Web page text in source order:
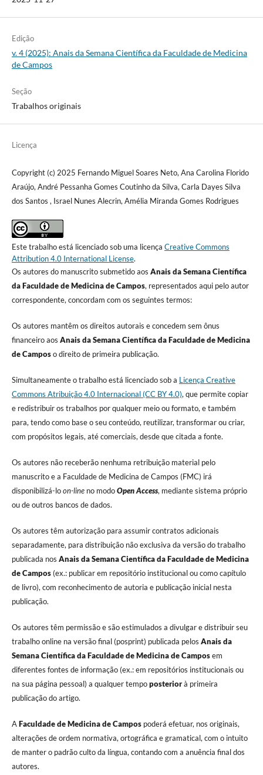
Edição
v. 4 (2025): Anais da Semana Científica da Faculdade de Medicina
de Campos
Seção
Trabalhos originais
Licença
Copyright (c) 2025 Fernando Miguel Soares Neto, Ana Carolina Florido
Araújo, André Pessanha Gomes Coutinho da Silva, Carla Dayes Silva
dos Santos , Israel Nunes Alecrin, Amélia Miranda Gomes Rodrigues
Este trabalho está licenciado sob uma licença Creative Commons
Attribution 4.0 International License.
Os autores do manuscrito submetido aos Anais da Semana Científica
da Faculdade de Medicina de Campos, representados aqui pelo autor
correspondente, concordam com os seguintes termos:
Os autores mantêm os direitos autorais e concedem sem ônus
financeiro aos Anais da Semana Científica da Faculdade de Medicina
de Camposo direito de primeira publicação.
Simultaneamente o trabalho está licenciado sob a Licença Creative
Commons Atribuição 4.0 Internacional (CC BY 4.0), que permite copiar
e redistribuir os trabalhos por qualquer meio ou formato, e também
para, tendo como base o seu conteúdo, reutilizar, transformar ou criar,
com propósitos legais, até comerciais, desde que citada a fonte.
Os autores não receberão nenhuma retribuição material pelo
manuscrito e a Faculdade de Medicina de Campos (FMC) irá
disponibilizá-loon-lineno modoOpen Access, mediante sistema próprio
ou de outros bancos de dados.
Os autores têm autorização para assumir contratos adicionais
separadamente, para distribuição não exclusiva da versão do trabalho
publicada nos Anais da Semana Científica da Faculdade de Medicina
de Campos(ex.: publicar em repositório institucional ou como capítulo
de livro), com reconhecimento de autoria e publicação inicial nesta
publicação.
Os autores têm permissão e são estimulados a divulgar e distribuir seu
trabalho online na versão final (posprint) publicada pelos Anais da
Semana Científica da Faculdade de Medicina de Camposem
diferentes fontes de informação (ex.: em repositórios institucionais ou
na sua página pessoal) a qualquer tempoposteriorà primeira
publicação do artigo.
AFaculdade de Medicina de Campospoderá efetuar, nos originais,
alterações de ordem normativa, ortográfica e gramatical, com o intuito
de manter o padrão culto da língua, contando com a anuência final dos
autores.